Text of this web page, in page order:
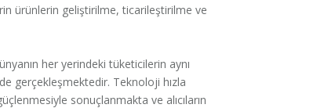
ürünlerin geliştirilme, ticarileştirilme ve
her yerindeki tüketicilerin aynı
gerçekleşmektedir. Teknoloji hızla
sonuçlanmakta ve alıcıların